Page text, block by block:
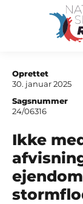
Sager
Oprettet
30. januar 2025
Sagsnummer
24/06316
Ikke